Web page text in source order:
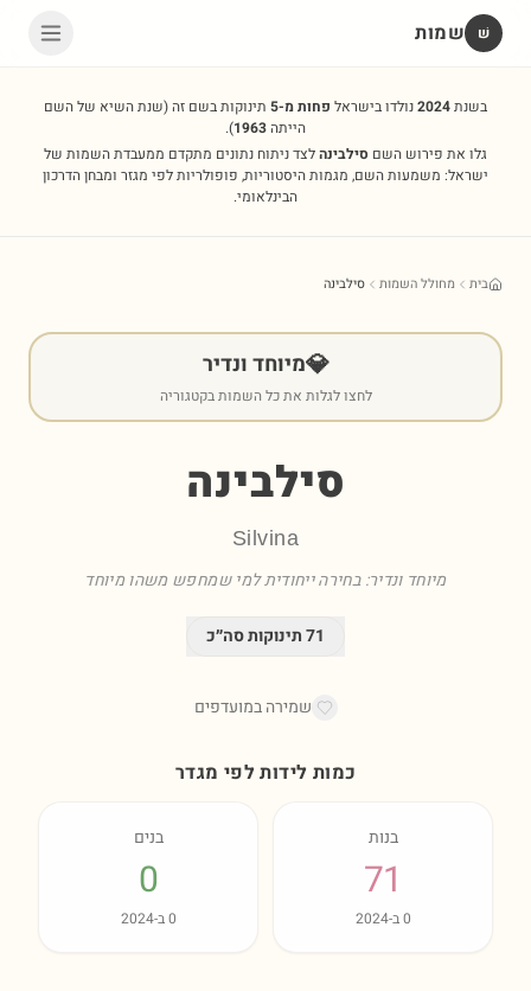
שׁ שמות
בשנת2024נולדו בישראל פחות מ-5 תינוקות בשם זה(שנת השיא של השם
הייתה1963
).
גלו את פירוש השם סילבינהלצד ניתוח נתונים מתקדם ממעבדת השמות של
ישראל: משמעות השם, מגמות היסטוריות, פופולריות לפי מגזר ומבחן הדרכון
הבינלאומי.
בית מחולל השמות סילבינה
💎מיוחד ונדיר
לחצו לגלות את כל השמות בקטגוריה
סילבינה
Silvina
מיוחד ונדיר: בחירה ייחודית למי שמחפש משהו מיוחד
71תינוקות סה״כ
שמירה במועדפים
כמות לידות לפי מגדר
בנות
71
0ב-2024
בנים
0
0ב-2024